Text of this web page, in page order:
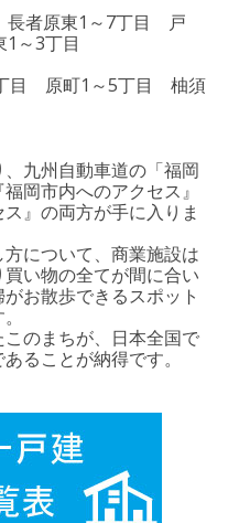
者原東1～7丁目 戸
～3丁目
目 原町1～5丁目 柚須
九州自動車道の「福岡
岡市内へのアクセス』
』の両方が手に入りま
について、商業施設は
買い物の全てが間に合い
お散歩できるスポット
のまちが、日本全国で
ることが納得です。